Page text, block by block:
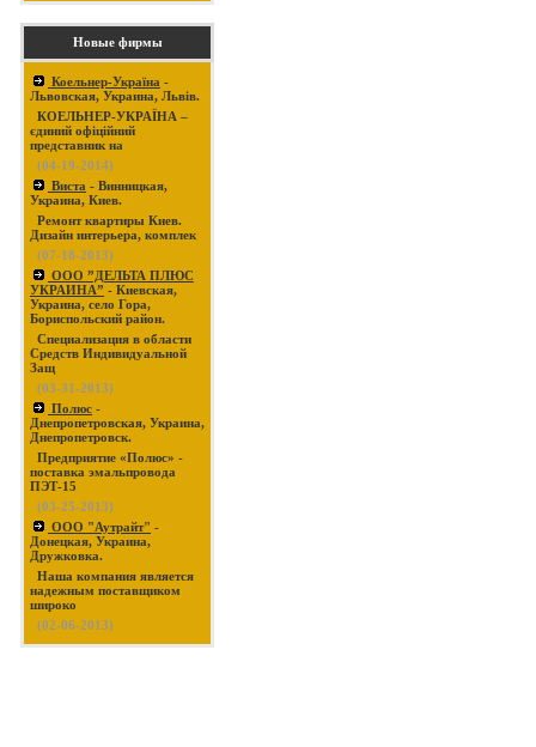
Новые фирмы
Коельнер-Україна -
Львовская, Украина, Львів.
КОЕЛЬНЕР-УКРАЇНА –
єдиний офіційний
представник на
(04-19-2014)
Виста - Винницкая,
Украина, Киев.
Ремонт квартиры Киев.
Дизайн интерьера, комплек
(07-18-2013)
ООО ”ДЕЛЬТА ПЛЮС
УКРАИНА” - Киевская,
Украина, село Гора,
Бориспольский район.
Специализация в области
Средств Индивидуальной
Защ
(03-31-2013)
Полюс -
Днепропетровская, Украина,
Днепропетровск.
Предприятие «Полюс» -
поставка эмальпровода
ПЭТ-15
(03-25-2013)
ООО "Аутрайт" -
Донецкая, Украина,
Дружковка.
Наша компания является
надежным поставщиком
широко
(02-06-2013)